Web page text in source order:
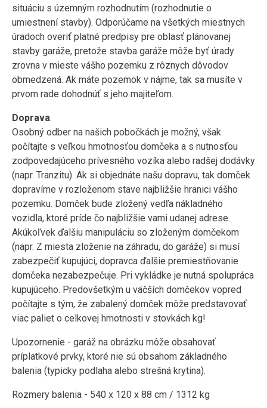
situáciu s územným rozhodnutím (rozhodnutie o
umiestnení stavby). Odporúčame na všetkých miestnych
úradoch overiť platné predpisy pre oblasť plánovanej
stavby garáže, pretože stavba garáže môže byť úrady
zrovna v mieste vášho pozemku z rôznych dôvodov
obmedzená. Ak máte pozemok v nájme, tak sa musíte v
prvom rade dohodnúť s jeho majiteľom.
Doprava:
Osobný odber na našich pobočkách je možný, však
počítajte s veľkou hmotnosťou domčeka a s nutnosťou
zodpovedajúceho prívesného vozíka alebo radšej dodávky
(napr. Tranzitu). Ak si objednáte našu dopravu, tak domček
dopravíme v rozloženom stave najbližšie hranici vášho
pozemku. Domček bude zložený vedľa nákladného
vozidla, ktoré príde čo najbližšie vami udanej adrese.
Akúkoľvek ďalšiu manipuláciu so zloženým domčekom
(napr. Z miesta zloženie na záhradu, do garáže) si musí
zabezpečiť kupujúci, dopravca ďalšie premiestňovanie
domčeka nezabezpečuje. Pri vykládke je nutná spolupráca
kupujúceho. Predovšetkým u väčších domčekov vopred
počítajte s tým, že zabalený domček môže predstavovať
viac paliet o celkovej hmotnosti v stovkách kg!
Upozornenie - garáž na obrázku môže obsahovať
príplatkové prvky, ktoré nie sú obsahom základného
balenia (typicky podlaha alebo strešná krytina).
Rozmery balenia - 540 x 120 x 88 cm / 1312 kg